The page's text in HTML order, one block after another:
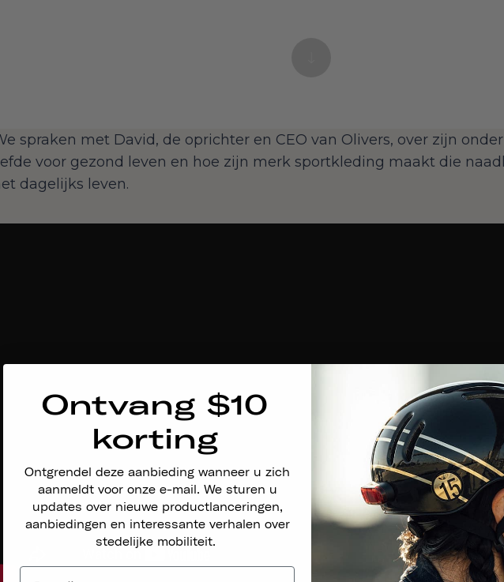
spraken met David, de oprichter en CEO van Olivers, over zijn
voor gezond leven en hoe zijn merk sportkleding maakt die
dagelijks leven.
Ontvang $10
korting
Ontgrendel deze aanbieding wanneer u zich
aanmeldt voor onze e-mail. We sturen u
updates over nieuwe productlanceringen,
aanbiedingen en interessante verhalen over
stedelijke mobiliteit.